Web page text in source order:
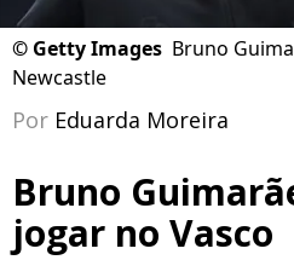
© Getty Images Bruno
Newcastle
Por Eduarda Moreira
Bruno
jogar no Vasco